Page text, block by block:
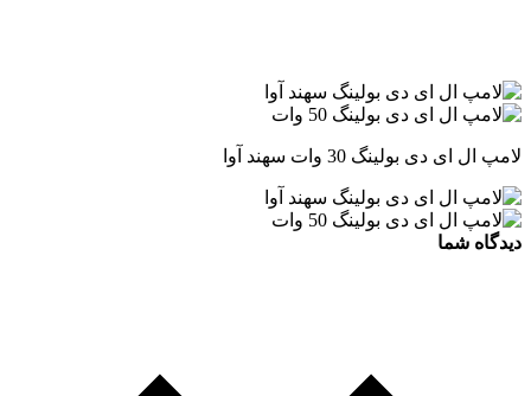
لامپ ال ای دی بولینگ 30 وات سهند آوا
دیدگاه شما